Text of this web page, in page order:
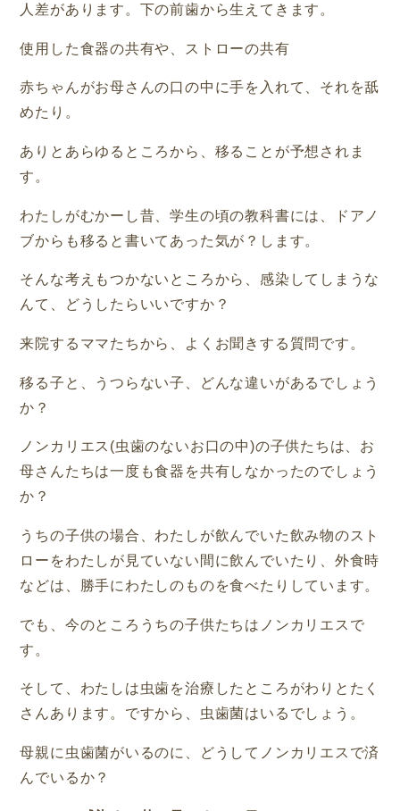
人差があります。下の前歯から生えてきます。
使用した食器の共有や、ストローの共有
赤ちゃんがお母さんの口の中に手を入れて、それを舐
めたり。
ありとあらゆるところから、移ることが予想されま
す。
わたしがむかーし昔、学生の頃の教科書には、ドアノ
ブからも移ると書いてあった気が？します。
そんな考えもつかないところから、感染してしまうな
んて、どうしたらいいですか？
来院するママたちから、よくお聞きする質問です。
移る子と、うつらない子、どんな違いがあるでしょう
か？
ノンカリエス (虫歯のないお口の中)の子供たちは、お
母さんたちは一度も食器を共有しなかったのでしょう
か？
うちの子供の場合、わたしが飲んでいた飲み物のスト
ローをわたしが見ていない間に飲んでいたり、外食時
などは、勝手にわたしのものを食べたりしています。
でも、今のところうちの子供たちはノンカリエスで
す。
そして、わたしは虫歯を治療したところがわりとたく
さんあります。ですから、虫歯菌はいるでしょう。
母親に虫歯菌がいるのに、どうしてノンカリエスで済
んでいるか？